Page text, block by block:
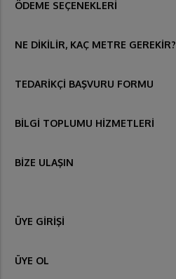
ÖDEME SEÇENEKLERİ
NE DİKİLİR, KAÇ METRE GEREKİR?
TEDARİKÇİ BAŞVURU FORMU
BİLGİ TOPLUMU HİZMETLERİ
BİZE ULAŞIN
ÜYE GİRİŞİ
ÜYE OL